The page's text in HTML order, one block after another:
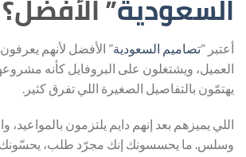
أعتبر “تصاميم السعودية” الأفضل لأنهم
العميل، ويشتغلون على البروفايل كأنه
يهتمّون بالتفاصيل الصغيرة اللي تفرق كثير.
اللي يميزهم بعد إنهم دايم يلتزمون بالمواعيد،
وسلس. ما يحسسونك إنك مجرّد طلب،